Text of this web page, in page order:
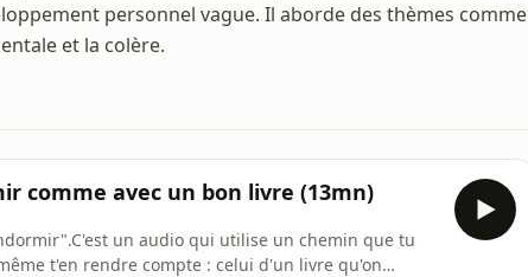
personnel vague. Il aborde des thèmes comme
et la colère.
comme avec un bon livre (13mn)
un audio qui utilise un chemin que tu
t'en rendre compte : celui d'un livre qu'on